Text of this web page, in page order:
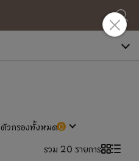
ตัวกรองทั้งหมด
รวม 20 รายการ